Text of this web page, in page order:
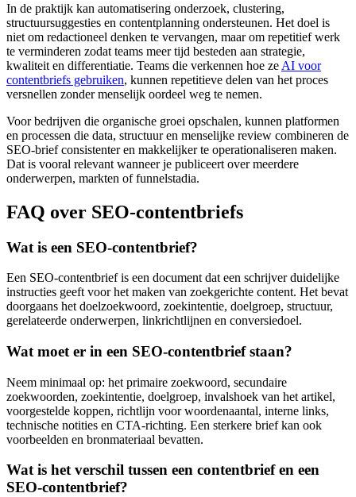
In de praktijk kan automatisering onderzoek, clustering,
structuursuggesties en contentplanning ondersteunen. Het doel is
niet om redactioneel denken te vervangen, maar om repetitief werk
te verminderen zodat teams meer tijd besteden aan strategie,
kwaliteit en differentiatie. Teams die verkennen hoe ze AI voor
contentbriefs gebruiken, kunnen repetitieve delen van het proces
versnellen zonder menselijk oordeel weg te nemen.
Voor bedrijven die organische groei opschalen, kunnen platformen
en processen die data, structuur en menselijke review combineren de
SEO‑brief consistenter en makkelijker te operationaliseren maken.
Dat is vooral relevant wanneer je publiceert over meerdere
onderwerpen, markten of funnelstadia.
FAQ over SEO‑contentbriefs
Wat is een SEO‑contentbrief?
Een SEO‑contentbrief is een document dat een schrijver duidelijke
instructies geeft voor het maken van zoekgerichte content. Het bevat
doorgaans het doelzoekwoord, zoekintentie, doelgroep, structuur,
gerelateerde onderwerpen, linkrichtlijnen en conversiedoel.
Wat moet er in een SEO‑contentbrief staan?
Neem minimaal op: het primaire zoekwoord, secundaire
zoekwoorden, zoekintentie, doelgroep, invalshoek van het artikel,
voorgestelde koppen, richtlijn voor woordenaantal, interne links,
technische notities en CTA‑richting. Een sterkere brief kan ook
voorbeelden en bronmateriaal bevatten.
Wat is het verschil tussen een contentbrief en een
SEO‑contentbrief?